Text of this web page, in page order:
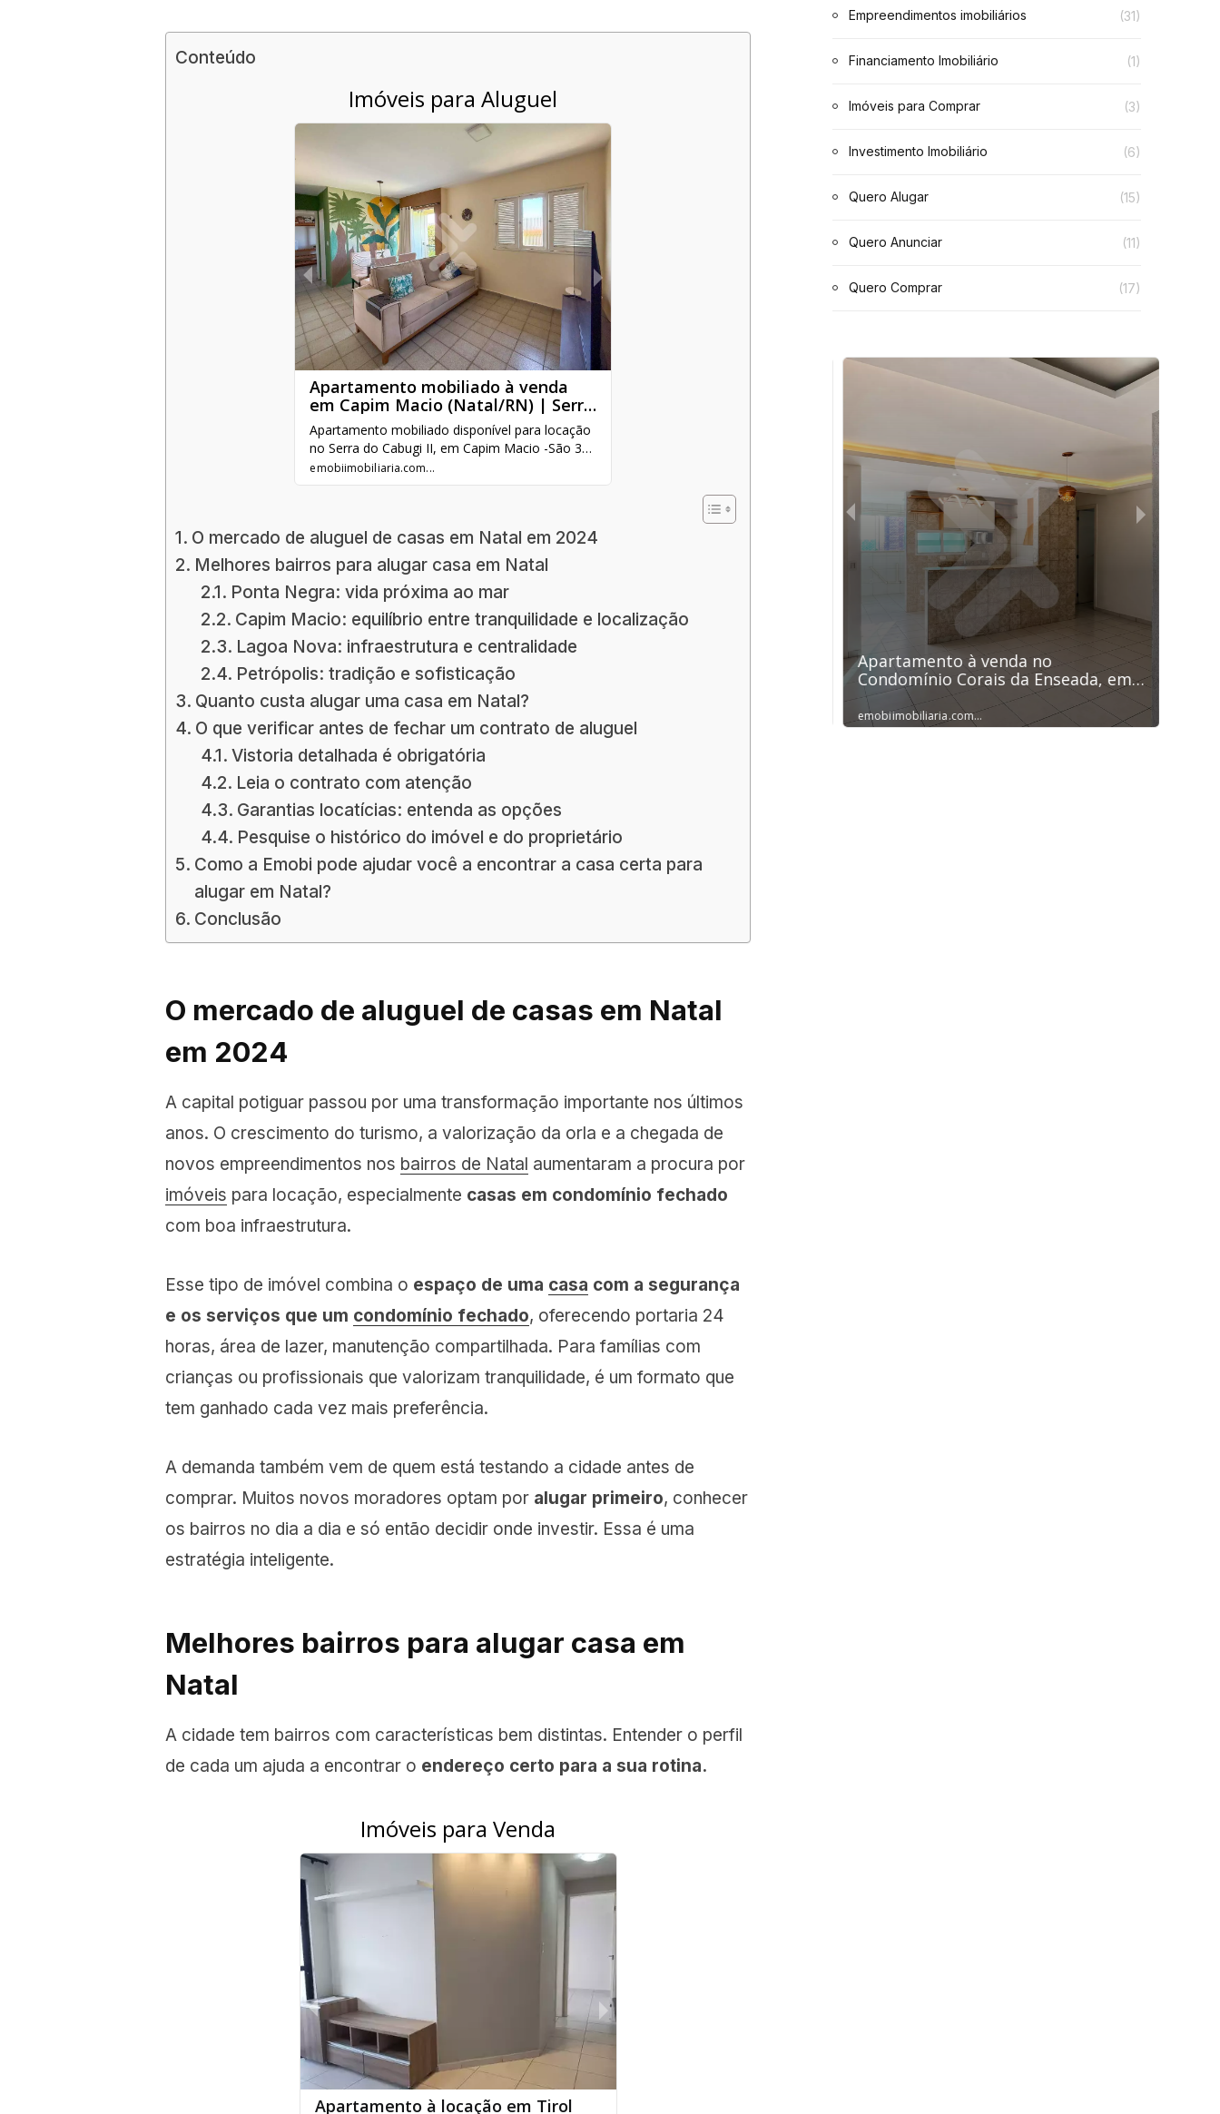
Conteúdo
O mercado de aluguel de casas em Natal em 2024
Melhores bairros para alugar casa em Natal
Ponta Negra: vida próxima ao mar
Capim Macio: equilíbrio entre tranquilidade e localização
Lagoa Nova: infraestrutura e centralidade
Petrópolis: tradição e sofisticação
Quanto custa alugar uma casa em Natal?
O que verificar antes de fechar um contrato de aluguel
Vistoria detalhada é obrigatória
Leia o contrato com atenção
Garantias locatícias: entenda as opções
Pesquise o histórico do imóvel e do proprietário
Como a Emobi pode ajudar você a encontrar a casa certa para
alugar em Natal?
Conclusão
O mercado de aluguel de casas em Natal
em 2024
A capital potiguar passou por uma transformação importante nos últimos
anos. O crescimento do turismo, a valorização da orla e a chegada de
novos empreendimentos nos bairros de Natal aumentaram a procura por
imóveis para locação, especialmente casas em condomínio fechado
com boa infraestrutura.
Esse tipo de imóvel combina o espaço de uma casa com a segurança
e os serviços que um condomínio fechado, oferecendo portaria 24
horas, área de lazer, manutenção compartilhada. Para famílias com
crianças ou profissionais que valorizam tranquilidade, é um formato que
tem ganhado cada vez mais preferência.
A demanda também vem de quem está testando a cidade antes de
comprar. Muitos novos moradores optam por alugar primeiro, conhecer
os bairros no dia a dia e só então decidir onde investir. Essa é uma
estratégia inteligente.
Melhores bairros para alugar casa em
Natal
A cidade tem bairros com características bem distintas. Entender o perfil
de cada um ajuda a encontrar o endereço certo para a sua rotina.
Empreendimentos imobiliários (31)
Financiamento Imobiliário (1)
Imóveis para Comprar (3)
Investimento Imobiliário (6)
Quero Alugar (15)
Quero Anunciar (11)
Quero Comprar (17)